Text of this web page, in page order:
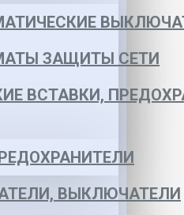
ЗАЩИТЫ СЕТИ
ВСТАВКИ,
ВЫКЛЮЧАТЕЛИ